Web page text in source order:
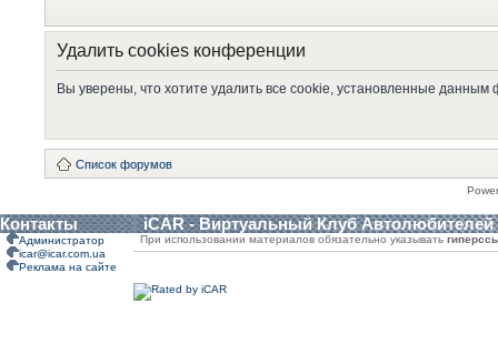
Удалить cookies конференции
Вы уверены, что хотите удалить все cookie, установленные
Список форумов
Контакты iCAR - Виртуальный Клуб Автолюбителей
Администратор
icar@icar.com.ua
Реклама на сайте
При использовании материалов обязательно указывать